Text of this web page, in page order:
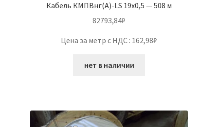
Кабель КМПВнг(А)-LS 19х0,5 — 508 м
82793,84₽
Цена за метр с НДС : 162,98₽
нет в наличии